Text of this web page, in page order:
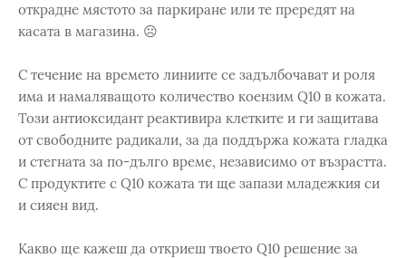
открадне мястото за паркиране или те прередят на
касата в магазина. ☹
С течение на времето линиите се задълбочават и роля
има и намаляващото количество коензим Q10 в кожата.
Този антиоксидант реактивира клетките и ги защитава
от свободните радикали, за да поддържа кожата гладка
и стегната за по-дълго време, независимо от възрастта.
С продуктите с Q10 кожата ти ще запази младежкия си
и сияен вид.
Какво ще кажеш да откриеш твоето Q10 решение за